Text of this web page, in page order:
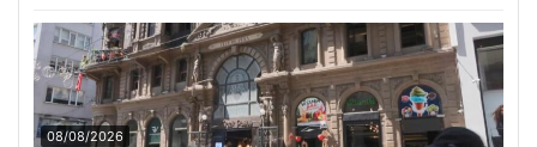
08/08/2026